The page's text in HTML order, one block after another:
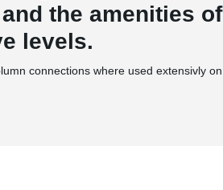
the amenities of
levels.
connections where used extensivly on